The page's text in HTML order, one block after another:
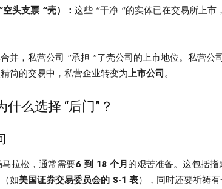
头支票 “壳）： 这些 “干净 “的实体已在交易所上
并，私营公司 “承担 “了壳公司的上市地位。私营公
简的交易中，私营企业转变为上市公司。
么选择 “后门”？
拉松，通常需要6 到 18 个月的艰苦准备。这包括
如美国证券交易委员会的 S-1 表），同时还要祈祷